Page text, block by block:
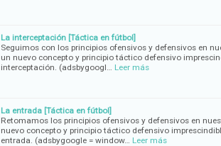
La interceptación [Táctica en fútbol]
Seguimos con los principios ofensivos y defensivos en
un nuevo concepto y principio táctico defensivo
interceptación. (adsbygoogl… Leer más
La entrada [Táctica en fútbol]
Retomamos los principios ofensivos y defensivos en
nuevo concepto y principio táctico defensivo
entrada. (adsbygoogle = window… Leer más